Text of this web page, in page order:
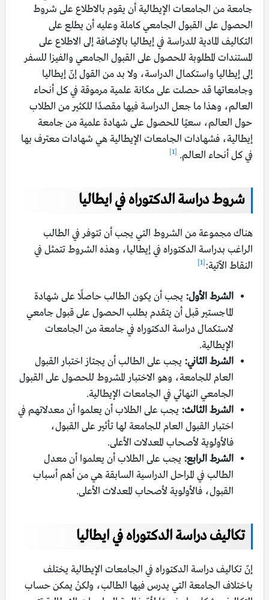
جامعة من الجامعات الإيطالية أن يقوم بالاطلاع على شروط
الحصول على القبول الجامعي كاملة وعليه أن يطلع على
التكاليف المادية للدراسة في إيطاليا بالإضافة إلى الاطلاع على
المستندات المطلوبة للحصول على القبول الجامعي والفيزا للسفر
إلى إيطاليا واستكمال الدراسة، ولا بد من القول إنّ إيطاليا
وجامعاتها قد حصلت على مكانة علمية مرموقة في كل أنحاء
العالم، وهذا ما جعل الدراسة فيها مقصدًا للكثير من الطلاب
حول العالم، سعيًا للحصول على شهادة علمية من جامعة
إيطالية، فشهادات الجامعات الإيطالية هي شهادات معترف بها
في كل أنحاء العالم. [1]
شروط دراسة الدكتوراه في ايطاليا
هناك مجموعة من الشروط التي يجب أن تتوفر في الطالب
الراغب بدراسة الدكتوراه في إيطاليا، وهذه الشروط تتمثل في
النقاط الآتية:[1]
الشرط الأول: يجب أن يكون الطالب حاصلًا على شهادة
الماجستير قبل أن يتقدم بطلب الحصول على قبول جامعي
لاستكمال دراسة الدكتوراه في جامعة من الجامعات
الإيطالية.
الشرط الثاني: يجب على الطالب أن يجتاز اختبار القبول
العام للجامعة، وهو الاختبار المشروط للحصول على القبول
الجامعي النهائي في الجامعات الإيطالية.
الشرط الثالث: يجب على الطلاب أن يعلموا أن معدلاتهم في
اختبار القبول العام للجامعة لها تأثير على القبول،
فالأولوية لأصحاب المعدلات الأعلى.
الشرط الرابع: يجب على الطلاب أن يعلموا أن معدل
الطالب في المراحل الدراسية السابقة هي من أهم أسباب
القبول، فالأولوية لأصحاب المعدلات الأعلى.
تكاليف دراسة الدكتوراه في ايطاليا
إنّ تكاليف دراسة الدكتوراه في الجامعات الإيطالية يختلف
باختلاف الجامعة التي يدرس فيها الطالب، ولكنْ يمكن حساب